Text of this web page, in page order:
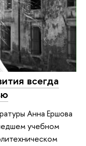
всегда
Анна Ершова
учебном